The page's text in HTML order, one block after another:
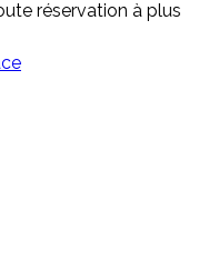
réservation à plus